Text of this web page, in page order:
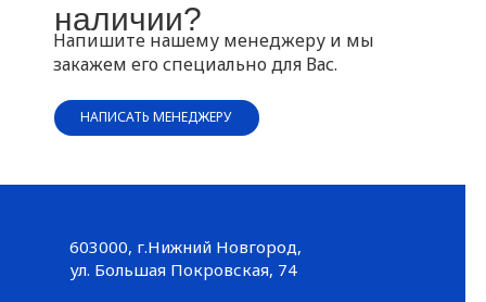
наличии?
Напишите нашему менеджеру и мы
закажем его специально для Вас.
НАПИСАТЬ МЕНЕДЖЕРУ
Большая Покровская, 74
603000, г.Нижний Новгород,
ул. Большая Покровская, 74